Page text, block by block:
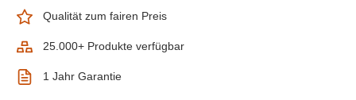
Qualität zum fairen Preis
25.000+ Produkte verfügbar
1 Jahr Garantie